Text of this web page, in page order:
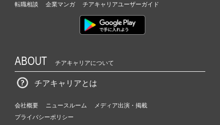
転職相談
企業マンガ チアキャリアユーザーガイド
ABOUT チアキャリアについて
チアキャリアとは
会社概要 ニュースルーム
メディア出演・掲載
プライバシーポリシー